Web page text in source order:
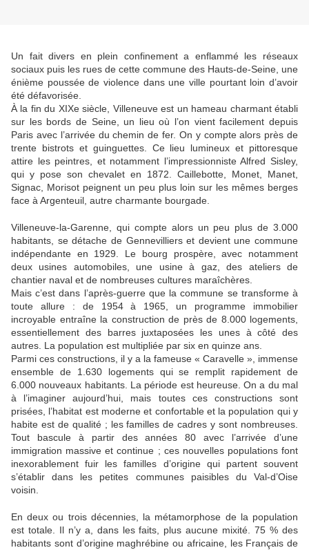
Un fait divers en plein confinement a enflammé les réseaux
sociaux puis les rues de cette commune des Hauts-de-Seine, une
énième poussée de violence dans une ville pourtant loin d’avoir
été défavorisée.
À la fin du XIXe siècle, Villeneuve est un hameau charmant établi
sur les bords de Seine, un lieu où l’on vient facilement depuis
Paris avec l’arrivée du chemin de fer. On y compte alors près de
trente bistrots et guinguettes. Ce lieu lumineux et pittoresque
attire les peintres, et notamment l’impressionniste Alfred Sisley,
qui y pose son chevalet en 1872. Caillebotte, Monet, Manet,
Signac, Morisot peignent un peu plus loin sur les mêmes berges
face à Argenteuil, autre charmante bourgade.
Villeneuve-la-Garenne, qui compte alors un peu plus de 3.000
habitants, se détache de Gennevilliers et devient une commune
indépendante en 1929. Le bourg prospère, avec notamment
deux usines automobiles, une usine à gaz, des ateliers de
chantier naval et de nombreuses cultures maraîchères.
Mais c’est dans l’après-guerre que la commune se transforme à
toute allure : de 1954 à 1965, un programme immobilier
incroyable entraîne la construction de près de 8.000 logements,
essentiellement des barres juxtaposées les unes à côté des
autres. La population est multipliée par six en quinze ans.
Parmi ces constructions, il y a la fameuse « Caravelle », immense
ensemble de 1.630 logements qui se remplit rapidement de
6.000 nouveaux habitants. La période est heureuse. On a du mal
à l’imaginer aujourd’hui, mais toutes ces constructions sont
prisées, l’habitat est moderne et confortable et la population qui y
habite est de qualité ; les familles de cadres y sont nombreuses.
Tout bascule à partir des années 80 avec l’arrivée d’une
immigration massive et continue ; ces nouvelles populations font
inexorablement fuir les familles d’origine qui partent souvent
s’établir dans les petites communes paisibles du Val-d’Oise
voisin.
En deux ou trois décennies, la métamorphose de la population
est totale. Il n’y a, dans les faits, plus aucune mixité. 75 % des
habitants sont d’origine maghrébine ou africaine, les Français de